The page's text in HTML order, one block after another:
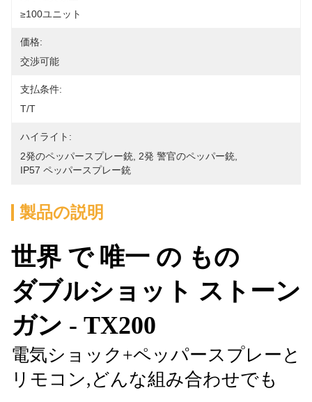
≥100ユニット
価格:
交渉可能
支払条件:
T/T
ハイライト:
2発のペッパースプレー銃 2発 警官のペッパー銃
IP57 ペッパースプレー銃
製品の説明
世界 で 唯一 の もの
ダブルショット ストーン
ガン - TX200
電気ショック+ペッパースプレーと
リモコン,どんな組み合わせでも